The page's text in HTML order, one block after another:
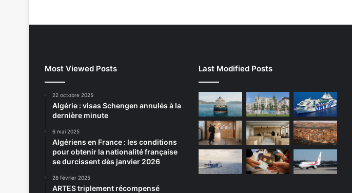
Most Viewed Posts
22 octobre 2025
Algérie : visas Schengen annulés à la
dernière minute
6 mai 2025
Algériens en France : les conditions
pour obtenir la nationalité française
se durcissent dès janvier 2026
26 février 2025
ARTES triplement récompensé
Last Modified Posts